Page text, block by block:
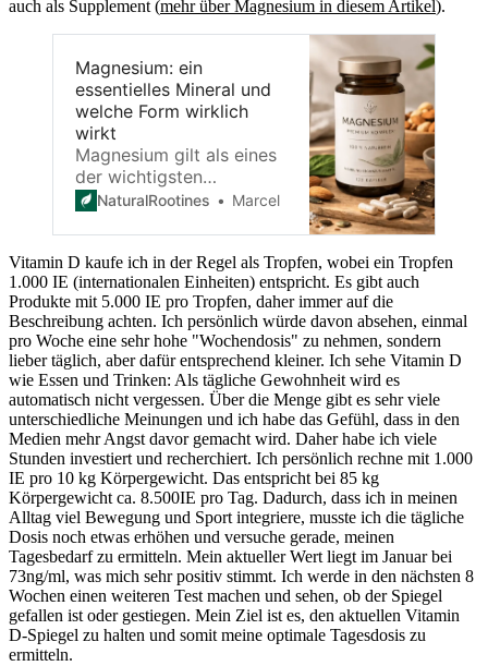
auch als Supplement (mehr über Magnesium in diesem Artikel).
Magnesium: ein
essentielles Mineral und
welche Form wirklich
wirkt
Magnesium gilt als eines
der wichtigsten
Mineralstoffe für Muskeln,
wer einmal vor dem Regal
mit
Nahrungsergänzungsmitteln
stand, kennt das Problem:
Magnesiumcitrat,
Magnesiumoxid,
Magnesiumglycinat oder
etwa Magnesiummalat.
Welche Form ist wirklich
sinnvoll?
NaturalRootines Marcel
Vitamin D kaufe ich in der Regel als Tropfen, wobei ein Tropfen
1.000 IE (internationalen Einheiten) entspricht. Es gibt auch
Produkte mit 5.000 IE pro Tropfen, daher immer auf die
Beschreibung achten. Ich persönlich würde davon absehen, einmal
pro Woche eine sehr hohe "Wochendosis" zu nehmen, sondern
lieber täglich, aber dafür entsprechend kleiner. Ich sehe Vitamin D
wie Essen und Trinken: Als tägliche Gewohnheit wird es
automatisch nicht vergessen. Über die Menge gibt es sehr viele
unterschiedliche Meinungen und ich habe das Gefühl, dass in den
Medien mehr Angst davor gemacht wird. Daher habe ich viele
Stunden investiert und recherchiert. Ich persönlich rechne mit 1.000
IE pro 10 kg Körpergewicht. Das entspricht bei 85 kg
Körpergewicht ca. 8.500IE pro Tag. Dadurch, dass ich in meinen
Alltag viel Bewegung und Sport integriere, musste ich die tägliche
Dosis noch etwas erhöhen und versuche gerade, meinen
Tagesbedarf zu ermitteln. Mein aktueller Wert liegt im Januar bei
73ng/ml, was mich sehr positiv stimmt. Ich werde in den nächsten 8
Wochen einen weiteren Test machen und sehen, ob der Spiegel
gefallen ist oder gestiegen. Mein Ziel ist es, den aktuellen Vitamin
D-Spiegel zu halten und somit meine optimale Tagesdosis zu
ermitteln.